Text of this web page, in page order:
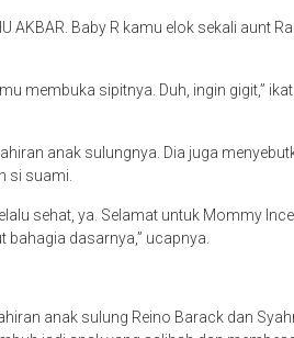
AKBAR. Baby R kamu elok sekali aunt
membuka sipitnya. Duh, ingin gigit,”
anak sulungnya. Dia juga
si suami.
sehat, ya. Selamat untuk Mommy
dasarnya,” ucapnya.
anak sulung Reino Barack dan